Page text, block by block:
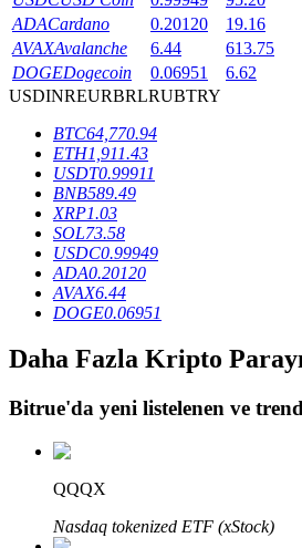
Staking
Yüksek getiri ve anında erişim
Launchpool
ADACardano 0.20120 19.16
AVAXAvalanche 6.44 613.75
DOGEDogecoin 0.06951 6.62
USDINREURBRLRUBTRY
BTC64,770.94
ETH1,911.43
USDT0.99911
BNB589.49
XRP1.03
SOL73.58
USDC0.99949
ADA0.20120
AVAX6.44
DOGE0.06951
Daha Fazla Kripto
Bitrue'da yeni listelenen ve
QQQX
Nasdaq tokenized ETF (xStock)